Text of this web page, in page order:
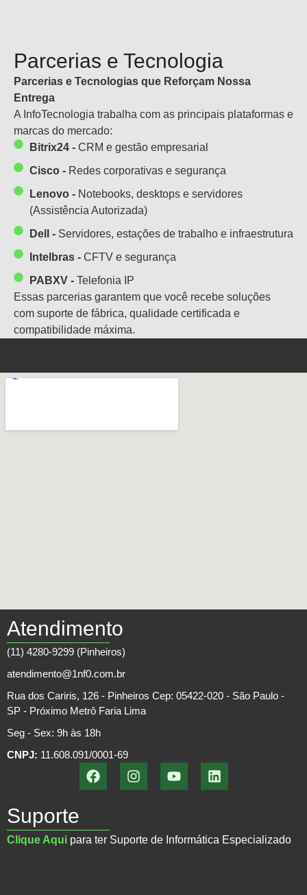
Parcerias e Tecnologia
Parcerias e Tecnologias que Reforçam Nossa
Entrega
A InfoTecnologia trabalha com as principais plataformas e
marcas do mercado:
Bitrix24 - CRM e gestão empresarial
Cisco - Redes corporativas e segurança
Lenovo - Notebooks, desktops e servidores
(Assistência Autorizada)
Dell - Servidores, estações de trabalho e infraestrutura
Intelbras - CFTV e segurança
PABXV - Telefonia IP
Essas parcerias garantem que você recebe soluções
com suporte de fábrica, qualidade certificada e
compatibilidade máxima.
Atendimento
(11) 4280-9299 (Pinheiros)
atendimento@1nf0.com.br
Rua dos Cariris, 126 - Pinheiros Cep: 05422-020 - São Paulo -
SP - Próximo Metrô Faria Lima
Seg - Sex: 9h às 18h
CNPJ: 11.608.091/0001-69
Suporte
Clique Aqui para ter Suporte de Informática Especializado